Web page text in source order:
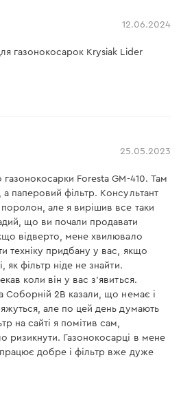
12.06.2024
газонокосарок Krysiak Lider
25.05.2023
газонокосарки Foresta GM-410. Там
паперовий фільтр. Консультант
але я вирішив все таки
що ви почали продавати
відверто, мене хвилювало
техніку придбану у вас, якщо
як фільтр ніде не знайти.
коли він у вас з'явиться.
Соборній 2В казали, що немає і
але по цей день думають
на сайті я помітив сам,
ризикнути. Газонокосарці в мене
добре і фільтр вже дуже